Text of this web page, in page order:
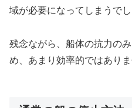
域が必要になってしまうでし
残念ながら、船体の抗力の
め、あまり効率的ではありま